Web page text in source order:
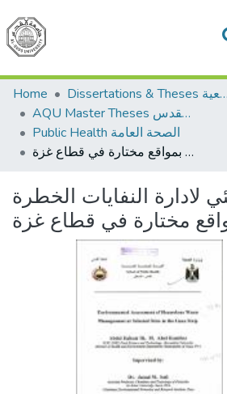
Communities &
All of DSpace
Home
Dissertations & Theses الرسائل الجامعية
AQU Master Theses الرسائل الجامعية الخاصة بجامعة القدس
Public Health الصحة العامة
التقييم البيئي لادارة النفايات الخطرة بمواقع مختارة في قطاع غزة
لادارة النفايات الخطرة
مختارة في قطاع غزة